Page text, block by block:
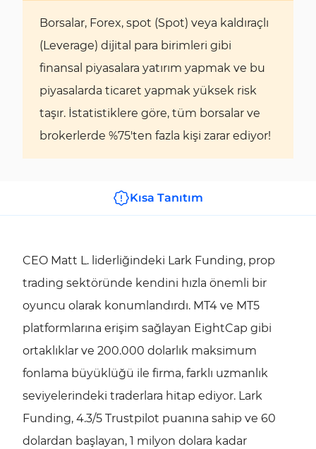
Borsalar, Forex, spot (Spot) veya kaldıraçlı
(Leverage) dijital para birimleri gibi
finansal piyasalara yatırım yapmak ve bu
piyasalarda ticaret yapmak yüksek risk
taşır. İstatistiklere göre, tüm borsalar ve
brokerlerde %75'ten fazla kişi zarar ediyor!
Kısa Tanıtım
CEO Matt L. liderliğindeki Lark Funding, prop
trading sektöründe kendini hızla önemli bir
oyuncu olarak konumlandırdı. MT4 ve MT5
platformlarına erişim sağlayan EightCap gibi
ortaklıklar ve 200.000 dolarlık maksimum
fonlama büyüklüğü ile firma, farklı uzmanlık
seviyelerindeki traderlara hitap ediyor. Lark
Funding, 4.3/5 Trustpilot puanına sahip ve 60
dolardan başlayan, 1 milyon dolara kadar